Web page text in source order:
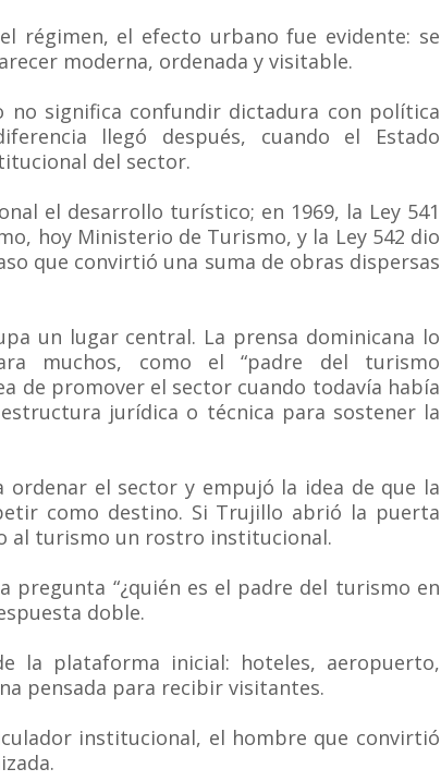
régimen, el efecto urbano fue evidente: se
moderna, ordenada y visitable.
no significa confundir dictadura con política
llegó después, cuando el Estado
del sector.
el desarrollo turístico; en 1969, la Ley 541
hoy Ministerio de Turismo, y la Ley 542 dio
que convirtió una suma de obras dispersas
un lugar central. La prensa dominicana lo
muchos, como el “padre del turismo
de promover el sector cuando todavía había
jurídica o técnica para sostener la
ordenar el sector y empujó la idea de que la
como destino. Si Trujillo abrió la puerta
al turismo un rostro institucional.
pregunta “¿quién es el padre del turismo en
doble.
la plataforma inicial: hoteles, aeropuerto,
pensada para recibir visitantes.
institucional, el hombre que convirtió